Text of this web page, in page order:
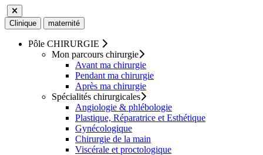
Clinique maternité
Pôle CHIRURGIE
Mon parcours chirurgie
Avant ma chirurgie
Pendant ma chirurgie
Après ma chirurgie
Spécialités chirurgicales
Angiologie & phlébologie
Plastique, Réparatrice et Esthétique
Gynécologique
Chirurgie de la main
Viscérale et proctologique